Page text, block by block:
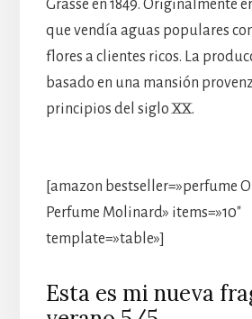
Grasse en 1849. Originalmente
que vendía aguas populares
flores a clientes ricos. La
basado en una mansión
principios del siglo XX.
[amazon bestseller=»perfume
Perfume Molinard» items=»10″
template=»table»]
Esta es mi nueva